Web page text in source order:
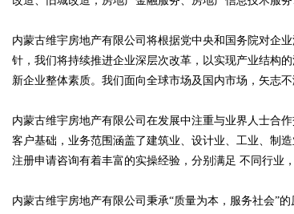
内蒙古维宇房地产有限公司将根据党中央和国务院对企
针，我们将持续推进企业深层次改革，以实现产业结构
新企业整体素质。我们面向全球市场及国内市场，矢志
内蒙古维宇房地产有限公司在发展中注重与业界人士合
客户基础，业务范围涵盖了建筑业、设计业、工业、制
注册申请咨询有着丰富的实操经验，分别满足 不同行业
内蒙古维宇房地产有限公司秉承“质量为本，服务社会”